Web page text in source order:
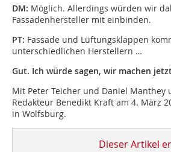
DM: Möglich. Allerdings würden wir
Fassadenhersteller mit einbinden.
PT: Fassade und Lüftungsklappen
unterschiedlichen Herstellern …
Gut. Ich würde sagen, wir machen
Mit Peter Teicher und Daniel Manthey
Redakteur Benedikt Kraft am 4. März
in Wolfsburg.
Dieser Artikel